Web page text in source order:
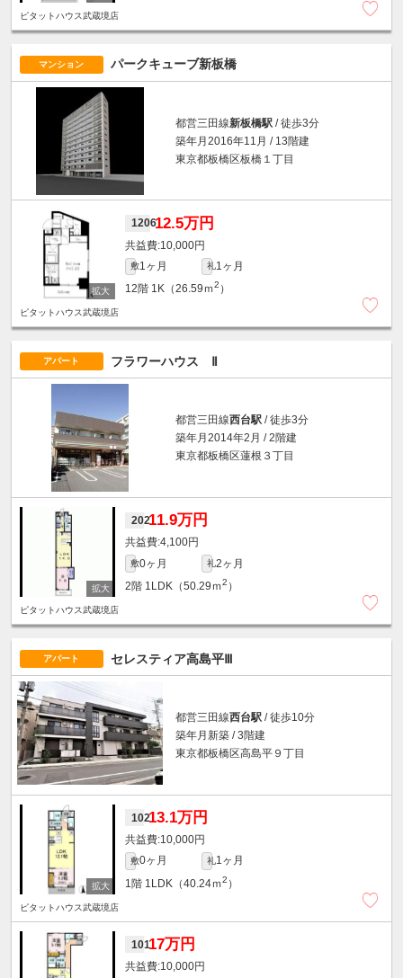
ピタットハウス武蔵境店
マンション パークキューブ新板橋
都営三田線新板橋駅 / 徒歩3分
築年月2016年11月 / 13階建
東京都板橋区板橋１丁目
120612.5万円
10,000円
敷1ヶ月 礼1ヶ月
12階 1K（26.59ｍ2 ）
ピタットハウス武蔵境店
アパート フラワーハウス Ⅱ
都営三田線西台駅 / 徒歩3分
築年月2014年2月 / 2階建
東京都板橋区蓮根３丁目
20211.9万円
4,100円
敷0ヶ月 礼2ヶ月
2階 1LDK（50.29ｍ2 ）
ピタットハウス武蔵境店
アパート セレスティア高島平Ⅲ
都営三田線西台駅 / 徒歩10分
築年月新築 / 3階建
東京都板橋区高島平９丁目
10213.1万円
10,000円
敷0ヶ月 礼1ヶ月
1階 1LDK（40.24ｍ2 ）
ピタットハウス武蔵境店
10117万円
10,000円